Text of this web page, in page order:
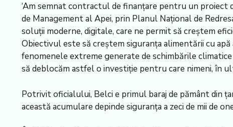
‘Am semnat contractul de finanțare pentru un proiect
de Management al Apei, prin Planul Național de
soluții moderne, digitale, care ne permit să creștem
Obiectivul este să creștem siguranța alimentării cu apă
fenomenele extreme generate de schimbările
să deblocăm astfel o investiție pentru care nimeni, în
Potrivit oficialului, Belci e primul baraj de pământ din
această acumulare depinde siguranța a zeci de mii de